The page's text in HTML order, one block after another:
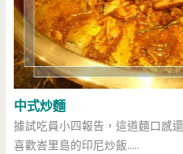
中式炒麵
據試吃員小四報告，這道麵口感
喜歡峇里島的印尼炒飯…..